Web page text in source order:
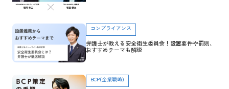
コンプライアンス
弁護士が教える安全衛生委員会！設置要件や罰則、
おすすめテーマも解説
BCP(企業戦略)